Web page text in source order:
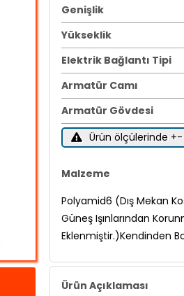
Genişlik
Yükseklik
Elektrik Bağlantı Tipi
Armatür Camı
Armatür Gövdesi
Ürün ölçülerinde +-
Malzeme
Polyamid6 (Dış Mekan
Güneş Işınlarından
Eklenmiştir.)Kendinden
Ürün Açıklaması